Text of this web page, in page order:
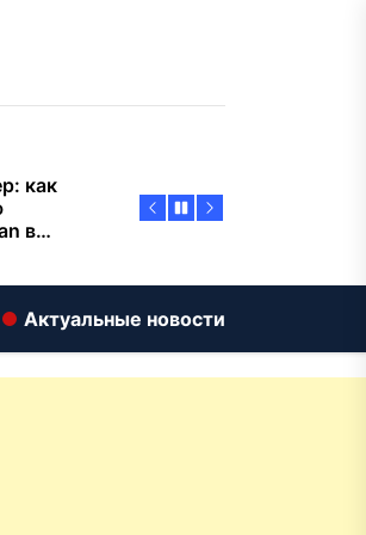
на
Актуальные новости